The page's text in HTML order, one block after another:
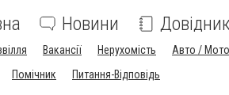
Новини
Вакансії Нерухомість Авто / Мото
Помічник Питання-Відповідь